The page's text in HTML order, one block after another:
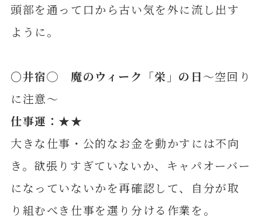
頭部を通って口から古い気を外に流し出す
ように。
〇井宿◯ 魔のウィーク「栄」の日～空回り
に注意～
仕事運：★★
大きな仕事・公的なお金を動かすには不向
き。欲張りすぎていないか、キャパオーバー
になっていないかを再確認して、自分が取
り組むべき仕事を選り分ける作業を。